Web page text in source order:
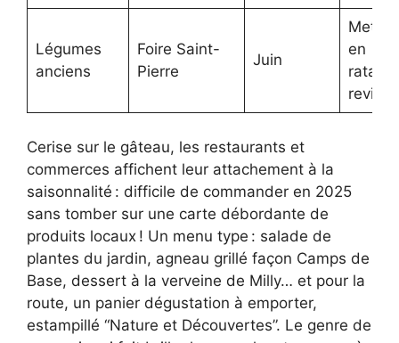
Légumes
anciens
Foire Saint-
Pierre
Juin
Mets-
en
revisité
Cerise sur le gâteau, les restaurants et
commerces affichent leur attachement à la
saisonnalité : difficile de commander en 2025
sans tomber sur une carte débordante de
produits locaux ! Un menu type : salade de
plantes du jardin, agneau grillé façon Camps de
Base, dessert à la verveine de Milly… et pour la
route, un panier dégustation à emporter,
estampillé “Nature et Découvertes”. Le genre de